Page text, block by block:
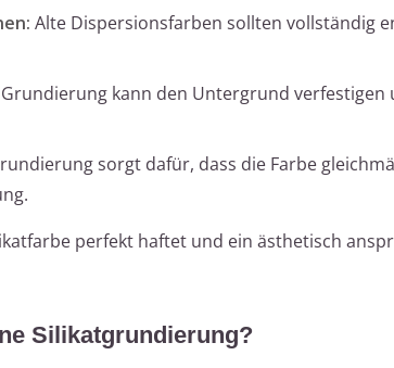
Alte Dispersionsfarben sollten vollständig
kann den Untergrund
sorgt dafür, dass die Farbe
perfekt haftet und ein ästhetisch
Silikatgrundierung?